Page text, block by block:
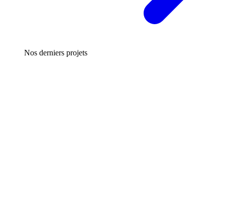
Nos derniers projets